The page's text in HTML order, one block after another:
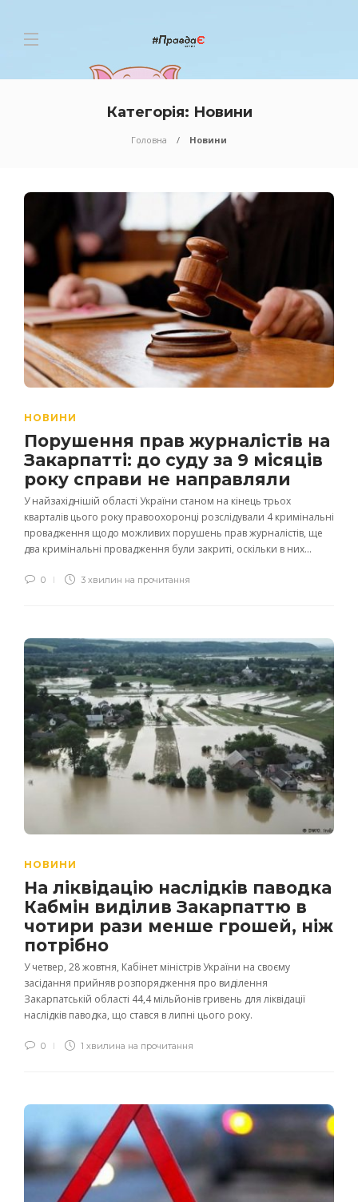
Категорія: Новини
Головна Новини
НОВИНИ
Порушення прав журналістів на
Закарпатті: до суду за 9 місяців
року справи не направляли
У найзахіднішій області України станом на кінець трьох
кварталів цього року правоохоронці розслідували 4 кримінальні
провадження щодо можливих порушень прав журналістів, ще
два кримінальні провадження були закриті, оскільки в них...
0 3 хвилин на прочитання
НОВИНИ
На ліквідацію наслідків паводка
Кабмін виділив Закарпаттю в
чотири рази менше грошей, ніж
потрібно
У четвер, 28 жовтня, Кабінет міністрів України на своєму
засідання прийняв розпорядження про виділення
Закарпатській області 44,4 мільйонів гривень для ліквідації
наслідків паводка, що стався в липні цього року.
0 1 хвилина на прочитання